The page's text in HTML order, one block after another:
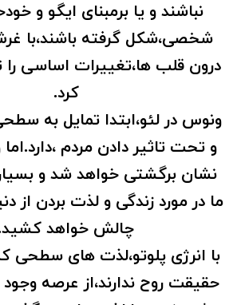
نباشند و یا برمبنای ایگو و
شخصی،شکل گرفته باشند،با
درون قلب ها،تغییرات اساسی را
کرد.
ونوس در لئو،ابتدا تمایل به
و تحت تاثیر دادن مردم
نشان برگشتی خواهد شد و
ما در مورد زندگی و لذت بردن از
چالش خواهد
با انرژی پلوتو،لذت های سطحی
حقیقت روح ندارند،از عرصه